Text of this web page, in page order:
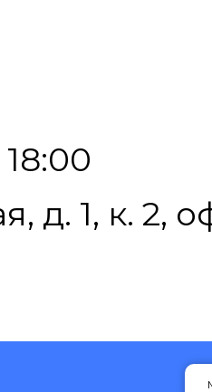
д. 1, к. 2,